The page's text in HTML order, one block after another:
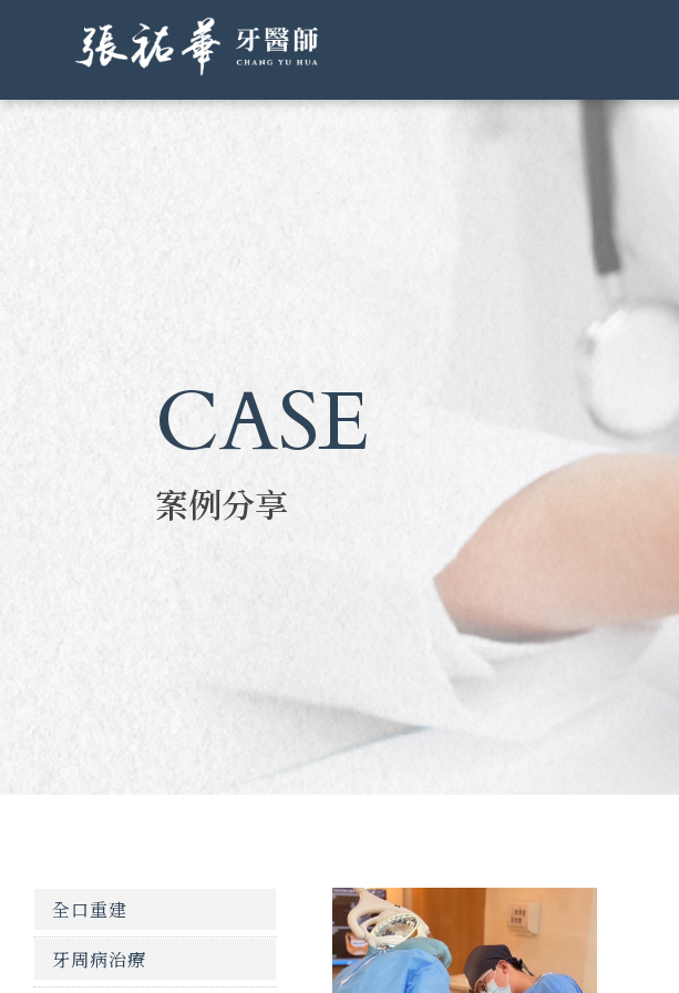
案例分享
全口重建
牙周病治療